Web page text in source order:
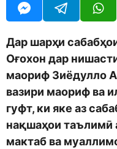
d
o
n
g
Дар шарҳи
Оғохон дар
маориф Зиёдулло
вазири маориф ва
гуфт, ки яке аз
нақшаҳои таълимӣ
мактаб ва